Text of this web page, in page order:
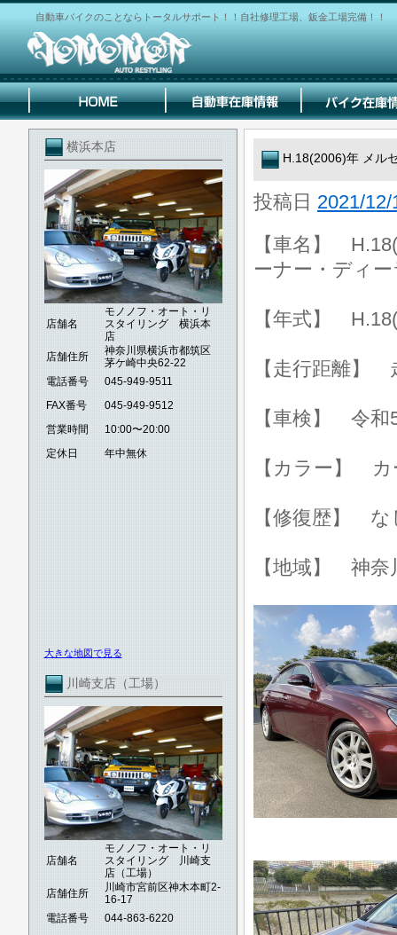
自動車バイクのことならトータルサポート！！自社修理工場、鈑金工場完備！！
横浜本店
店舗名
モノノフ・オート・リ
スタイリング 横浜本
店
店舗住所
神奈川県横浜市都筑区
茅ケ崎中央62-22
電話番号
045-949-9511
FAX番号
045-949-9512
営業時間
10:00〜20:00
定休日
年中無休
大きな地図で見る
川崎支店（工場）
店舗名
モノノフ・オート・リ
スタイリング 川崎支
店（工場）
店舗住所
川崎市宮前区神木本町2-
16-17
電話番号
044-863-6220
H.18(2006)年 メル
投稿日 2021/12/
【車名】
ーナー・ディ
【年式】
【走行距離】
【車検】 令和
【カラー】
【修復歴】 な
【地域】 神奈